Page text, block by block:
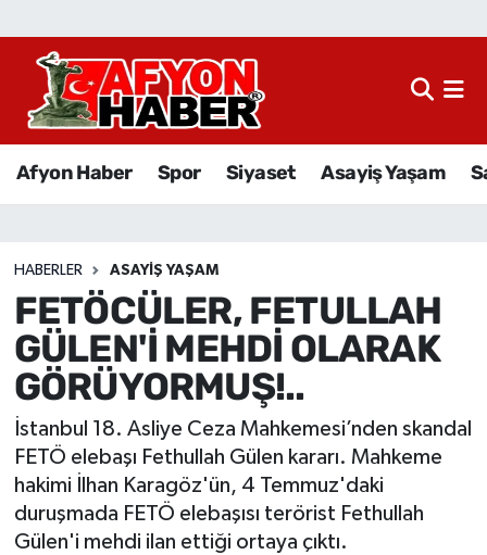
Afyon Haber Spor Siyaset Asayiş Yaşam
HABERLER ASAYIŞ YAŞAM
FETÖCÜLER, FETULLAH
GÜLEN'İ MEHDİ OLARAK
GÖRÜYORMUŞ!..
İstanbul 18. Asliye Ceza Mahkemesi’nden skandal
FETÖ elebaşı Fethullah Gülen kararı. Mahkeme
hakimi İlhan Karagöz'ün, 4 Temmuz'daki
duruşmada FETÖ elebaşısı terörist Fethullah
Gülen'i mehdi ilan ettiği ortaya çıktı.
Afyon Haber
Sağlık
Eğitim
Ekonomi
Magazin